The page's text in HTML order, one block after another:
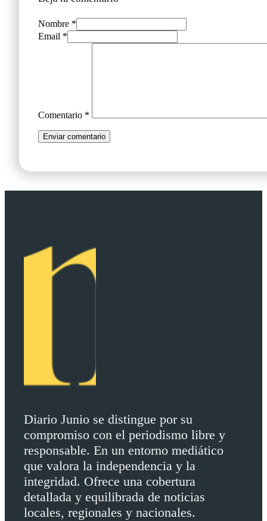
Nombre *
Email *
Comentario *
Diario Junio se distingue por su
compromiso con el periodismo libre y
responsable. En un entorno mediático
que valora la independencia y la
integridad. Ofrece una cobertura
detallada y equilibrada de noticias
locales, regionales y nacionales.